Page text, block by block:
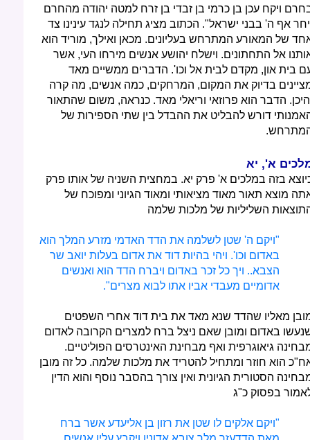
ויקח עכן בן כרמי בן זבדי בן זרח למטה יהודה מהחרם
אף ה' בבני ישראל". הכתוב מציג תחילה לנגד עינינו צד
של המאורע המתרחש בעליונים. מכאן ואילך, מוריד הוא
אל התחתונים. וישלח יהושע אנשים מירחו העי, אשר
בית און, מקדם לבית אל וכו'. הדברים ממשיים מאד
בדיוק את המקום, המרחקים, כמה אנשים, מה קרה
הדבר הוא פרוזאי וריאלי מאד. כנראה, משום שהתאור
דורש להבליט את ההבדל בין שתי הספירות של
א', יא
בזה במלכים א' פרק יא. במחצית השניה של אותו פרק
מוצא תאור מאוד מציאותי ומאוד הגיוני ומפוכח של
השליליות של מלכות שלמה
"ויקם ה' שטן לשלמה את הדד האדמי מזרע המלך הוא
באדום וכו'. ויהי בהיות דוד את אדום בעלות יואב שר
הצבא.. ויך כל זכר באדום ויברח הדד הוא ואנשים
אדומיים מעבדי אביו אתו לבוא מצרים".
מאליו שהדד שנא מאד את בית דוד אחרי השפטים
באדום ומובן שאם ניצל ברח למצרים הקרובה לאדום
גיאוגרפית ואף מבחינת האינטרסים הפוליטיים.
הוא חוזר ומתחיל להטריד את מלכות שלמה. כל זה מובן
הסטורית הגיונית ואין צורך בהסבר נוסף והוא הדין
בפסוק כ"ג
"ויקם אלקים לו שטן את רזון בן אליעדע אשר ברח